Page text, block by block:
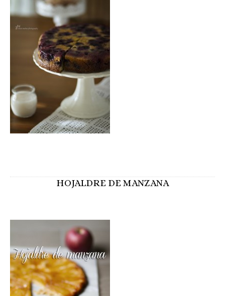
HOJALDRE DE MANZANA